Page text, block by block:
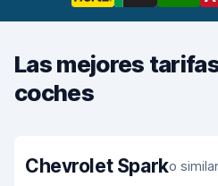
Las mejores
coches
Chevrolet Sparko